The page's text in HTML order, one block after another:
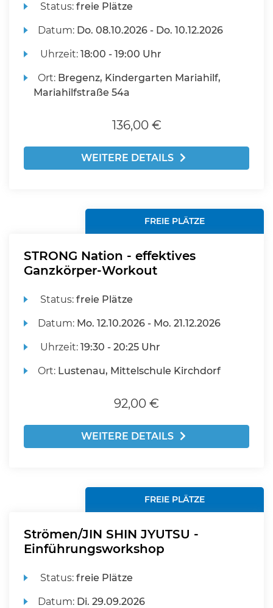
Status:freie Plätze
Datum: Do. 08.10.2026 - Do. 10.12.2026
Uhrzeit:18:00 - 19:00 Uhr
Ort: Bregenz, Kindergarten Mariahilf,
Mariahilfstraße 54a
136,00 €
WEITERE DETAILS
FREIE PLÄTZE
STRONG Nation - effektives
Ganzkörper-Workout
Status:freie Plätze
Datum: Mo. 12.10.2026 - Mo. 21.12.2026
Uhrzeit:19:30 - 20:25 Uhr
Ort: Lustenau, Mittelschule Kirchdorf
92,00 €
WEITERE DETAILS
FREIE PLÄTZE
Strömen/JIN SHIN JYUTSU -
Einführungsworkshop
Status:freie Plätze
Datum: Di. 29.09.2026